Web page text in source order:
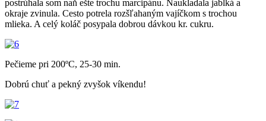
postrúhala som naň ešte trochu marcipánu. Naukladala jablká a
okraje zvinula. Cesto potrela rozšľahaným vajíčkom s trochou
mlieka. A celý koláč posypala dobrou dávkou kr. cukru.
Pečieme pri 200ºC, 25-30 min.
Dobrú chuť a pekný zvyšok víkendu!